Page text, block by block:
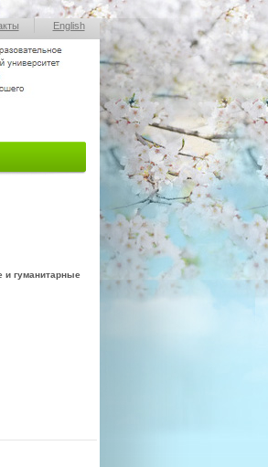
English
и гуманитарные